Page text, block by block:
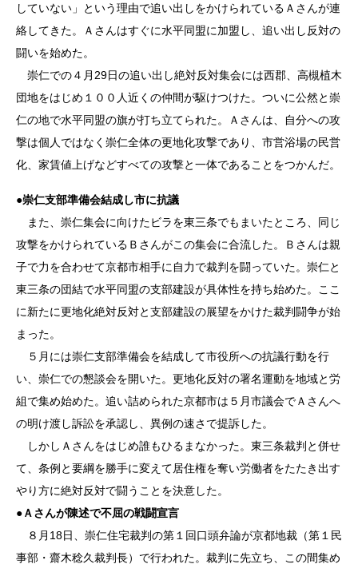
していない」という理由で追い出しをかけられているＡさんが連
絡してきた。Ａさんはすぐに水平同盟に加盟し、追い出し反対の
闘いを始めた。
崇仁での４月29日の追い出し絶対反対集会には西郡、高槻植木
団地をはじめ１００人近くの仲間が駆けつけた。ついに公然と崇
仁の地で水平同盟の旗が打ち立てられた。Ａさんは、自分への攻
撃は個人ではなく崇仁全体の更地化攻撃であり、市営浴場の民営
化、家賃値上げなどすべての攻撃と一体であることをつかんだ。
●崇仁支部準備会結成し市に抗議
また、崇仁集会に向けたビラを東三条でもまいたところ、同じ
攻撃をかけられているＢさんがこの集会に合流した。Ｂさんは親
子で力を合わせて京都市相手に自力で裁判を闘っていた。崇仁と
東三条の団結で水平同盟の支部建設が具体性を持ち始めた。ここ
に新たに更地化絶対反対と支部建設の展望をかけた裁判闘争が始
まった。
５月には崇仁支部準備会を結成して市役所への抗議行動を行
い、崇仁での懇談会を開いた。更地化反対の署名運動を地域と労
組で集め始めた。追い詰められた京都市は５月市議会でＡさんへ
の明け渡し訴訟を承認し、異例の速さで提訴した。
しかしＡさんをはじめ誰もひるまなかった。東三条裁判と併せ
て、条例と要綱を勝手に変えて居住権を奪い労働者をたたき出す
やり方に絶対反対で闘うことを決意した。
●Ａさんが陳述で不屈の戦闘宣言
８月18日、崇仁住宅裁判の第１回口頭弁論が京都地裁（第１民
事部・齋木稔久裁判長）で行われた。裁判に先立ち、この間集め